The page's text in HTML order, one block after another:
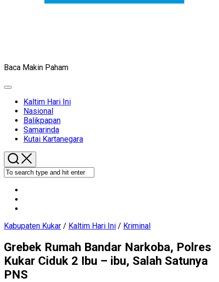
Baca Makin Paham
Expand
Current
Page
Parent
Kaltim Hari Ini
Nasional
Balikpapan
Samarinda
Current
Parent
Kutai Kartanegara
Kabupaten Kukar / Kaltim Hari Ini / Kriminal
Grebek Rumah Bandar Narkoba, Polres
Kukar Ciduk 2 Ibu – ibu, Salah Satunya
PNS